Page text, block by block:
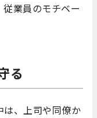
業員のモチベー
る
は、上司や同僚か